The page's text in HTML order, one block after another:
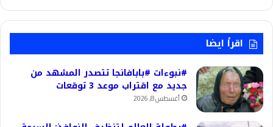
اقرأ ايضا
#نبوءات #بابافانجا تتصدر المشهد من
جديد مع اقتراب موعد 3 توقعات
أغسطس 8, 2026